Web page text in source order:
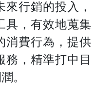
行銷的投入，
具，有效地蒐集
消費行為，提供
務，精準打中目
。